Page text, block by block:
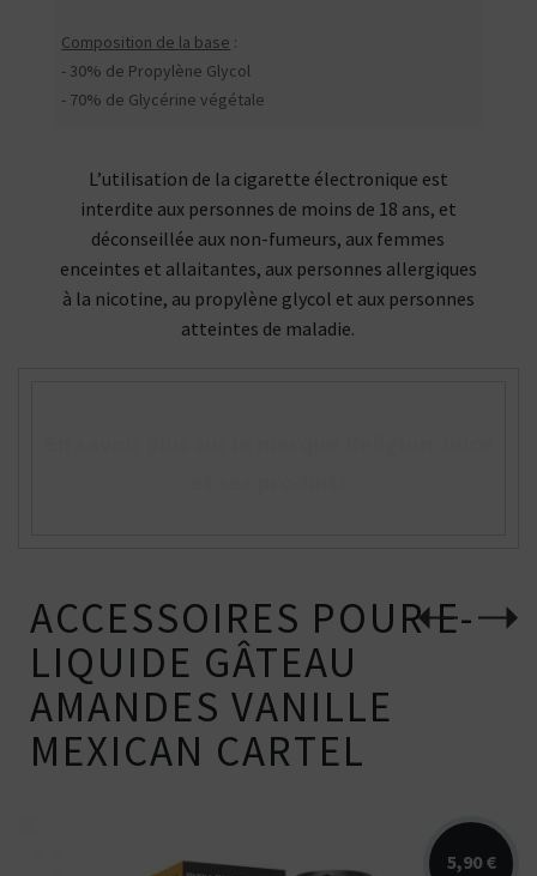
Composition de la base :
- 30% de Propylène Glycol
- 70% de Glycérine végétale
L’utilisation de la cigarette électronique est
interdite aux personnes de moins de 18 ans, et
déconseillée aux non-fumeurs, aux femmes
enceintes et allaitantes, aux personnes allergiques
à la nicotine, au propylène glycol et aux personnes
atteintes de maladie.
ACCESSOIRES POUR E-
LIQUIDE GÂTEAU
AMANDES VANILLE
MEXICAN CARTEL
5,90 €